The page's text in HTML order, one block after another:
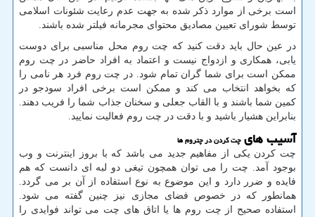
است برخی از موارد ذکر شده به جهت عدم رعایت شئونات اسلامی
توسط شورای تعیین مصادیق محتوای مجرمانه فیلتر شده باشند
در عین حال باید دقت کنید که چت روم محل مناسبی برای دوست
یابی، همکاری و ازدواج نیست و اعتماد به افراد حاضر در چت روم
ممکن است برای شما گران تمام شود. در چت روم فرد هر نامی را
که بخواهد انتخاب می کند و ممکن است برخی افراد سودجو در
کمین شما باشند و با القاب جعلی و سخنان جذاب شما را فریب دهند.
بنابراین هشیار باشید و با دقت در چت روم فعالیت نمایید
آسیب هایچت کردن در چتروم ها
چت کردن یکی از مفاهیم جدید می باشد که با بروز اینترنت و وب
بوجود آمد. چت را می توان همچون تیغی دو لبه ای دانست که هم
فایده و ضرر دارد و این موضوع به نوع استفاده از آن بر می گردد.
همانطور که در خصوص فضای مجازی نیز چنین گفته می شود.
استفاده صحیح از چت روم ها یا اتاق های چت می تواند فوایدی را